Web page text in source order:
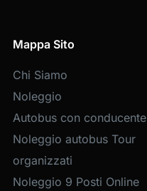
Mappa Sito
Chi Siamo
Noleggio
Autobus con conducente
Noleggio autobus Tour
organizzati
Noleggio 9 Posti Online